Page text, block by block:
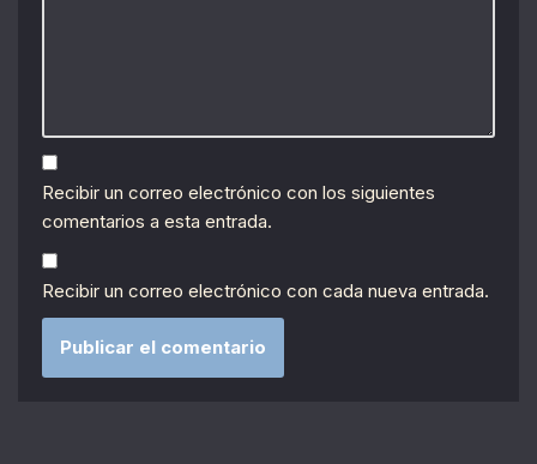
Recibir un correo electrónico con los siguientes
comentarios a esta entrada.
Recibir un correo electrónico con cada nueva entrada.